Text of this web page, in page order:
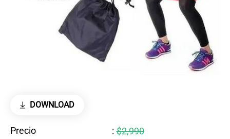
DOWNLOAD
Precio : $2,990